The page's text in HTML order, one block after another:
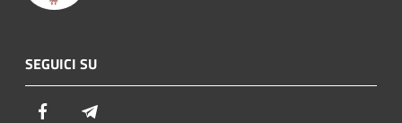
SEGUICI SU
Facebook